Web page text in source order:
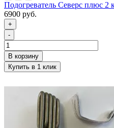
Подогреватель Северс плюс
6900 руб.
+
-